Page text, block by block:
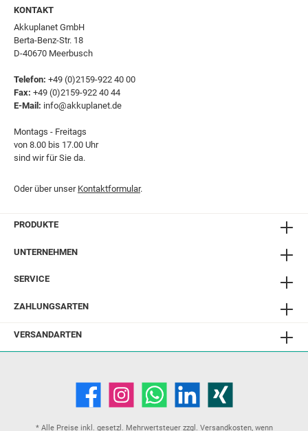
KONTAKT
Akkuplanet GmbH
Berta-Benz-Str. 18
D-40670 Meerbusch
Telefon: +49 (0)2159-922 40 00
Fax: +49 (0)2159-922 40 44
E-Mail: info@akkuplanet.de
Montags - Freitags
von 8.00 bis 17.00 Uhr
sind wir für Sie da.
Oder über unser Kontaktformular.
PRODUKTE
UNTERNEHMEN
SERVICE
ZAHLUNGSARTEN
VERSANDARTEN
* Alle Preise inkl. gesetzl. Mehrwertsteuer zzgl. Versandkosten, wenn